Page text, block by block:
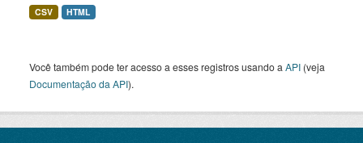
CSV HTML
Você também pode ter acesso a esses registros usando a API (veja
Documentação da API).